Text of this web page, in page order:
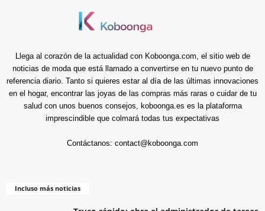
Llega al corazón de la actualidad con Koboonga.com, el sitio web de
noticias de moda que está llamado a convertirse en tu nuevo punto de
referencia diario. Tanto si quieres estar al día de las últimas innovaciones
en el hogar, encontrar las joyas de las compras más raras o cuidar de tu
salud con unos buenos consejos, koboonga.es es la plataforma
imprescindible que colmará todas tus expectativas
Contáctanos: contact@koboonga.com
Incluso más noticias